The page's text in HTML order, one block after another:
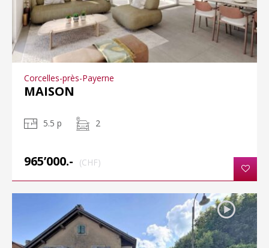
Corcelles-près-Payerne
MAISON
5.5 p 2
965’000.- (CHF)